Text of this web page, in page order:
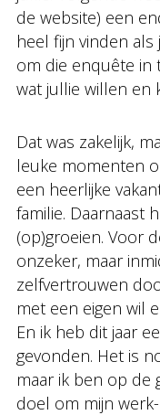
de website) een
heel fijn vinden
om die enquête in
wat jullie willen en
Dat was zakelijk,
leuke momenten
een heerlijke
familie. Daarnaast
(op)groeien. Voor
onzeker, maar
zelfvertrouwen
met een eigen wil
En ik heb dit jaar
gevonden. Het is
maar ik ben op de
doel om mijn